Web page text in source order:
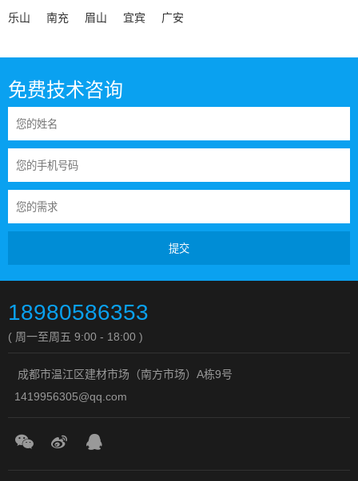
乐山 南充 眉山 宜宾 广安
免费技术咨询
提交
18980586353
( 周一至周五 9:00 - 18:00 )
成都市温江区建材市场（南方市场）A栋9号
1419956305@qq.com